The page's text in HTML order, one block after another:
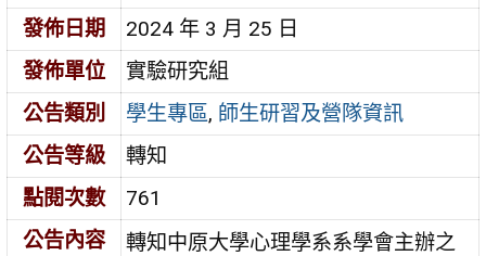
發佈日期
2024 年 3 月 25 日
發佈單位
實驗研究組
公告類別
學生專區, 師生研習及營隊資訊
公告等級
轉知
點閱次數
761
公告內容
轉知中原大學心理學系系學會主辦之